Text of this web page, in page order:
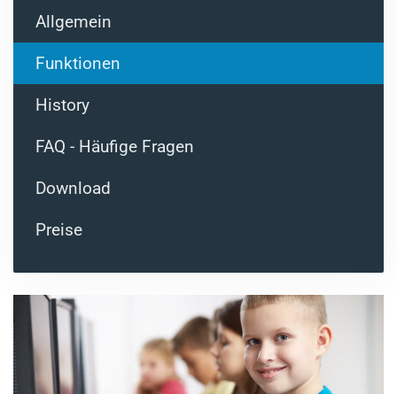
Allgemein
Funktionen
History
FAQ - Häufige Fragen
Download
Preise